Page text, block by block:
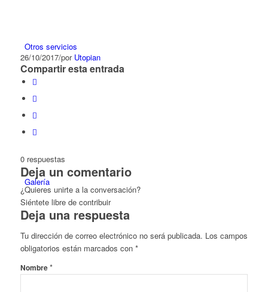
Otros servicios
Galería
26/10/2017/por Utopian
Compartir esta entrada
0 respuestas
Deja un comentario
¿Quieres unirte a la conversación?
Siéntete libre de contribuir
Deja una respuesta
Tu dirección de correo electrónico no será publicada. Los campos
obligatorios están marcados con *
Nombre*